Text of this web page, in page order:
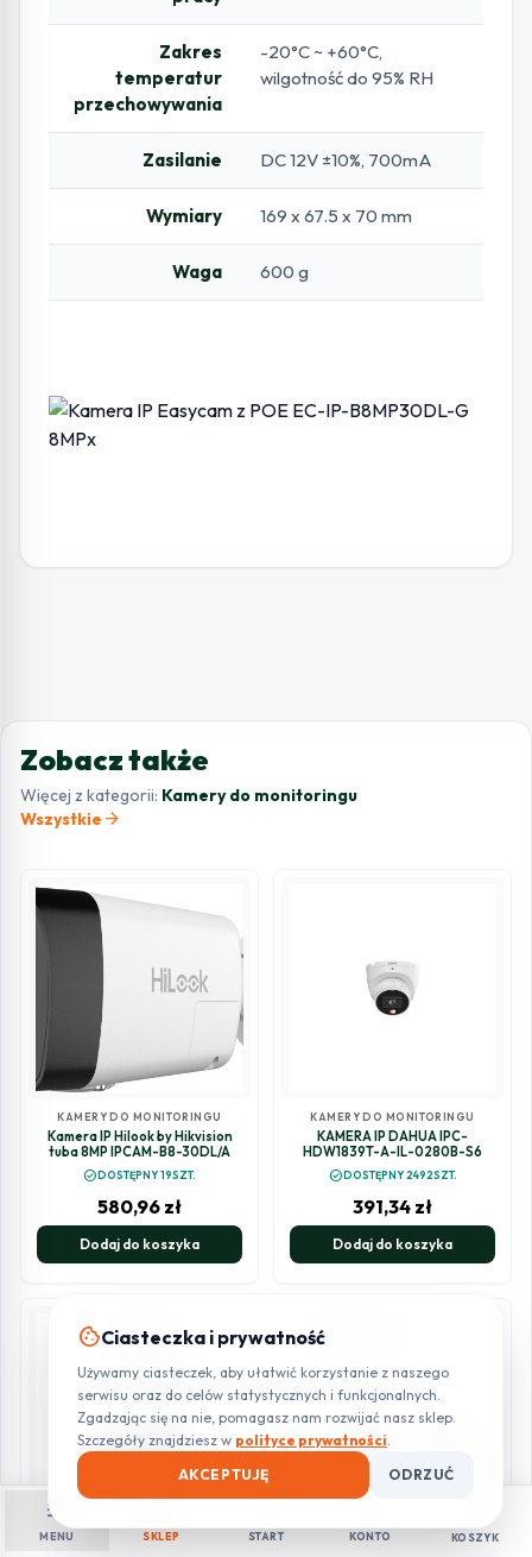
menu
MENU SKLEP START KONTO KOSZYK
Zakres
temperatur
przechowywania
-20°C ~ +60°C,
wilgotność do 95% RH
Zasilanie DC 12V ±10%, 700mA
Wymiary 169 x 67.5 x 70 mm
Waga 600 g
Zobacz także
Więcej z kategorii: Kamery do monitoringu
Wszystkie arrow_forward
KAMERY DO MONITORINGU
Kamera IP Hilook by Hikvision
tuba 8MP IPCAM-B8-30DL/A
check_circleDOSTĘPNY 19SZT.
580,96 zł
Dodaj do koszyka
KAMERY DO MONITORINGU
KAMERA IP DAHUA IPC-
HDW1839T-A-IL-0280B-S6
check_circleDOSTĘPNY 2492SZT.
391,34 zł
Dodaj do koszyka
KAMERY DO MONITORINGU
cookieCiasteczka i prywatność
Używamy ciasteczek, aby ułatwić korzystanie z naszego
serwisu oraz do celów statystycznych i funkcjonalnych.
Zgadzając się na nie, pomagasz nam rozwijać nasz sklep.
Szczegóły znajdziesz w polityce prywatności.
AKCEPTUJĘ
ODRZUĆ